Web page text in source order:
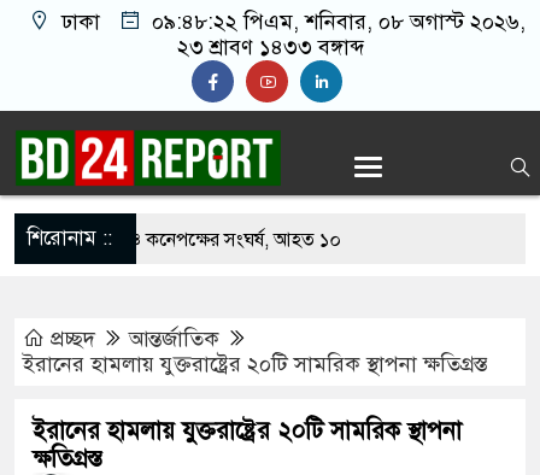
ঢাকা ০৯:৪৮:২৩ পিএম, শনিবার, ০৮ অগাস্ট
২০২৬, ২৩ শ্রাবণ ১৪৩৩ বঙ্গাব্দ
শিরোনাম ::
নিয়ে বর ও কনেপক্ষের সংঘর্ষ, আহত ১০
দেশজুড়ে পুলিশের সতর্কতা জারি
যুবদল সভাপতি আটক, ভিডিও ভাইরাল
প্রচ্ছদ
আন্তর্জাতিক
ইরানের হামলায় যুক্তরাষ্ট্রের ২০টি সামরিক স্থাপনা ক্ষতিগ্রস্ত
ইরানের হামলায় যুক্তরাষ্ট্রের ২০টি সামরিক স্থাপনা
ক্ষতিগ্রস্ত